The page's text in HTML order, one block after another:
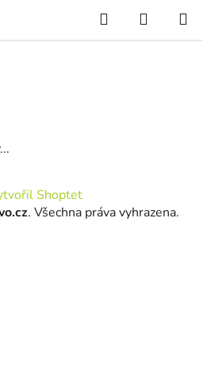
Hledat
KOŠÍK
Shoptet
. Všechna práva vyhrazena.